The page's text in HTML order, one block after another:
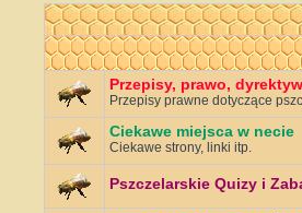
Przepisy, prawo,
Przepisy prawne dotyczące
Ciekawe miejsca w necie
Ciekawe strony, linki itp.
Pszczelarskie Quizy i